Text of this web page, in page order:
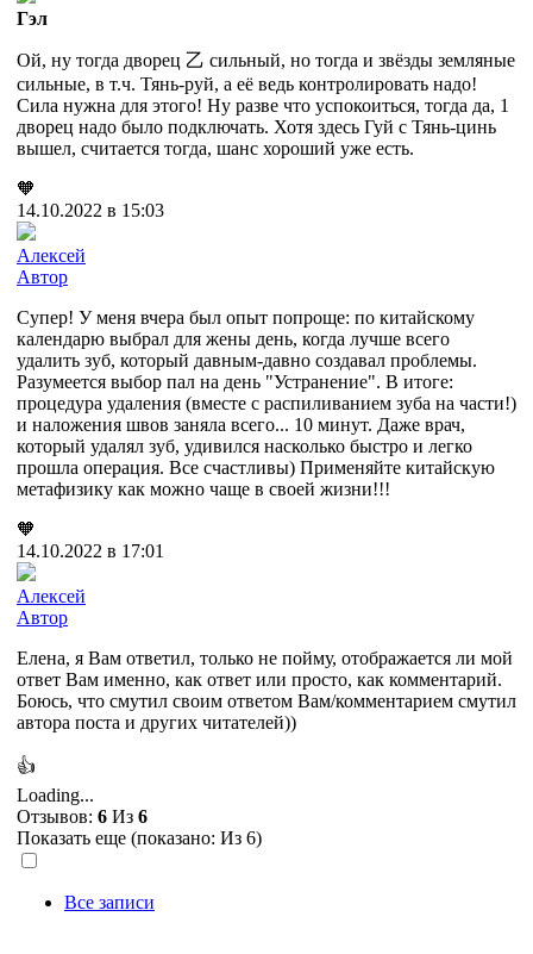
Гэл
Ой, ну тогда дворец 乙 сильный, но тогда и звёзды земляные
сильные, в т.ч. Тянь-руй, а её ведь контролировать надо!
Сила нужна для этого! Ну разве что успокоиться, тогда да, 1
дворец надо было подключать. Хотя здесь Гуй с Тянь-цинь
вышел, считается тогда, шанс хороший уже есть.
🧡
14.10.2022 в 15:03
Алексей
Автор
Супер! У меня вчера был опыт попроще: по китайскому
календарю выбрал для жены день, когда лучше всего
удалить зуб, который давным-давно создавал проблемы.
Разумеется выбор пал на день "Устранение". В итоге:
процедура удаления (вместе с распиливанием зуба на части!)
и наложения швов заняла всего... 10 минут. Даже врач,
который удалял зуб, удивился насколько быстро и легко
прошла операция. Все счастливы) Применяйте китайскую
метафизику как можно чаще в своей жизни!!!
🧡
14.10.2022 в 17:01
Алексей
Автор
Елена, я Вам ответил, только не пойму, отображается ли мой
ответ Вам именно, как ответ или просто, как комментарий.
Боюсь, что смутил своим ответом Вам/комментарием смутил
автора поста и других читателей))
👍
Loading...
Отзывов: 6 Из 6
Показать еще (показано: Из 6)
Все записи